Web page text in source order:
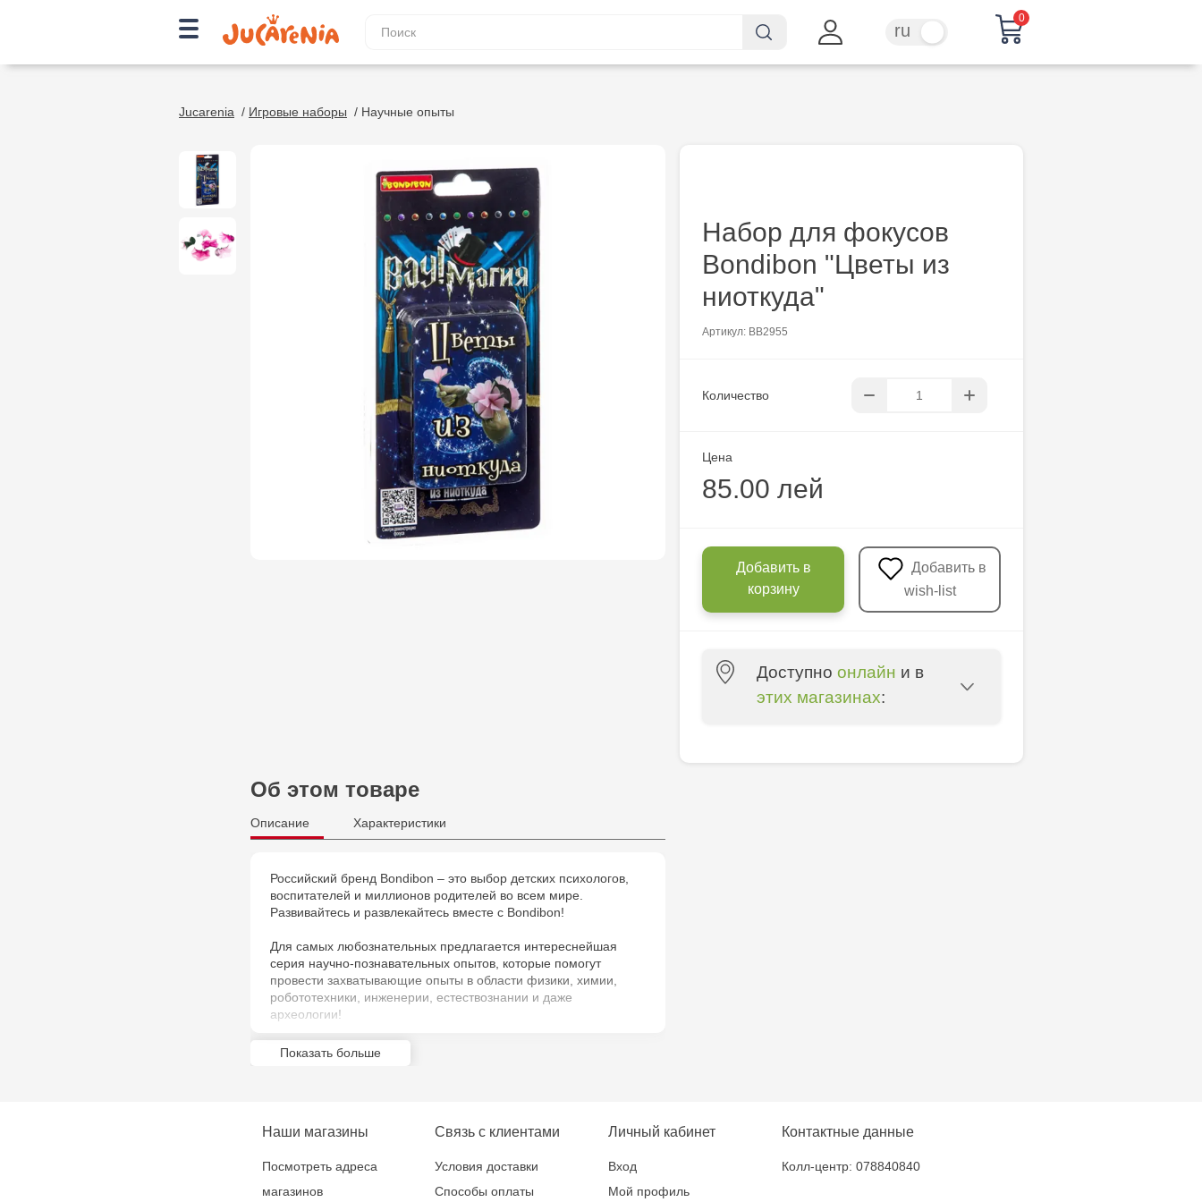
ru
0
Jucarenia / Игровые наборы / Научные опыты
Набор для фокусов
Bondibon "Цветы из
ниоткуда"
Артикул: ВВ2955
Количество
Цена
85.00 лей
Добавить в
корзину
wish-list
Доступно онлайн и в
этих магазинах:
6
Об этом товаре
Описание Характеристики
Российский бренд Bondibon – это выбор детских психологов,
воспитателей и миллионов родителей во всем мире.
Развивайтесь и развлекайтесь вместе с Bondibon!
Для самых любознательных предлагается интереснейшая
серия научно-познавательных опытов, которые помогут
провести захватывающие опыты в области физики, химии,
робототехники, инженерии, естествознании и даже
археологии!
Научись доставать цваеты из ниоткуда с набором фокусов от
Показать больше
Наши магазины
Посмотреть адреса
магазинов
Связь с клиентами
Условия доставки
Способы оплаты
Личный кабинет
Вход
Мой профиль
Контактные данные
Колл-центр: 078840840